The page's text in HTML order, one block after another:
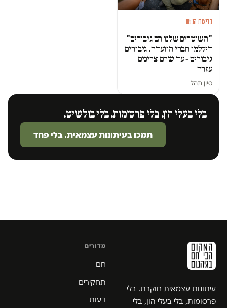
בריאות הנפש
"השוטרים שלנו הם גיבורים"
דיקלמו חברי הוועדה. גיבורים
גיבורים – עד שהם צריכים
עזרה
סיון תהל
בלי בעלי הון. בלי פרסומות. בלי בולשיט.
תמכו בעיתונות עצמאית. בלי פחד
עיתונות עצמאית חוקרת. בלי
פרסומות, בלי בעלי הון, בלי
מדורים
חם
תחקירים
דעות